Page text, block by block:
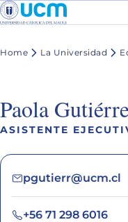
Home La Universidad
Paola
ASISTENTE
pgutierr@ucm.cl
+56 71 298 6016